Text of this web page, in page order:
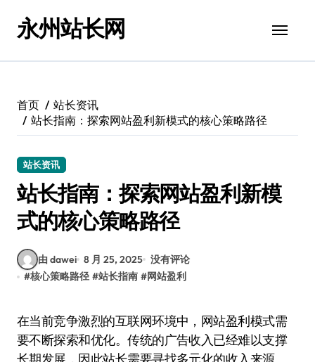
永州站长网
首页
站长资讯
站长指南：探索网站盈利新模式的核心策略路径
站长资讯
站长指南：探索网站盈利新模
式的核心策略路径
由 dawei 8 月 25, 2025 没有评论
#核心策略路径 #站长指南 #网站盈利
在当前竞争激烈的互联网环境中，网站盈利模式需
要不断探索和优化。传统的广告收入已经难以支撑